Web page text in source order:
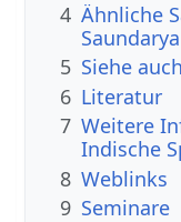
4 Ähnliche
Saundarya
5 Siehe auch
6 Literatur
7 Weitere
Indische
8 Weblinks
9 Seminare